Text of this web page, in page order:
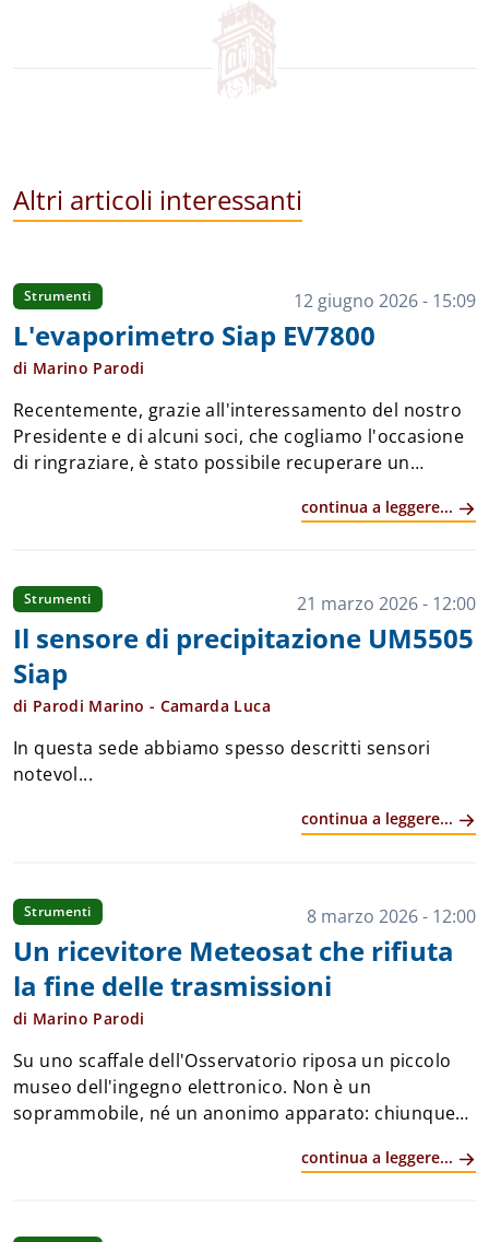
Altri articoli interessanti
Strumenti 12 giugno 2026 - 15:09
L'evaporimetro Siap EV7800
di Marino Parodi
Recentemente, grazie all'interessamento del nostro
Presidente e di alcuni soci, che cogliamo l'occasione
di ringraziare, è stato possibile recuperare un
conservato in condizioni pressoché perfette ...
continua a leggere...
Strumenti 21 marzo 2026 - 12:00
Il sensore di precipitazione UM5505
Siap
di Parodi Marino - Camarda Luca
In questa sede abbiamo spesso descritti sensori
notevol...
continua a leggere...
Strumenti 8 marzo 2026 - 12:00
Un ricevitore Meteosat che rifiuta
la fine delle trasmissioni
di Marino Parodi
Su uno scaffale dell'Osservatorio riposa un piccolo
museo dell'ingegno elettronico. Non è un
soprammobile, né un anonimo apparato: chiunque
non può non averlo già visto. &Eg...continua a leggere...